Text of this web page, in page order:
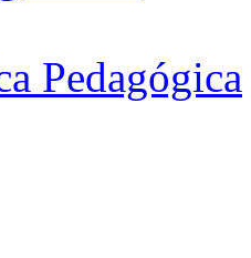
Pedagógica